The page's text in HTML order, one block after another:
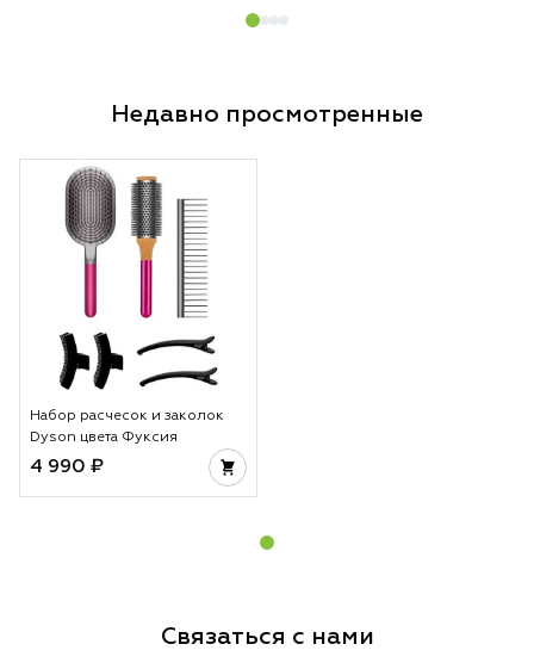
Недавно просмотренные
Набор расчесок и заколок
Dyson цвета Фуксия
4 990 ₽
Связаться с нами